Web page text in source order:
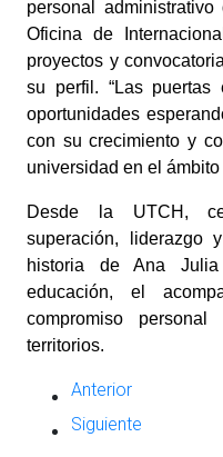
personal
Oficina de
proyectos y
su perfil. “Las puertas
oportunidades
con su crecimiento y
universidad en el ámbito
Desde la UTCH,
superación, liderazgo
historia de Ana
educación, el
compromiso
territorios.
Anterior
Siguiente